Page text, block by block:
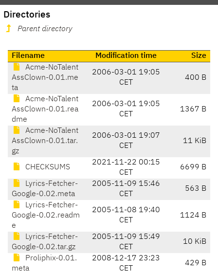
Directories
Parent directory
Filename Modification time
Size
Acme-NoTalent
AssClown-0.01.me
ta
2006-03-01 19:05
CET
400 B
Acme-NoTalent
AssClown-0.01.rea
dme
2006-03-01 19:05
CET
1367 B
Acme-NoTalent
AssClown-0.01.tar.
gz
2006-03-01 19:07
CET
11 KiB
CHECKSUMS
2021-11-22 00:15
CET
6699 B
Lyrics-Fetcher-
Google-0.02.meta
2005-11-09 15:46
CET
563 B
Lyrics-Fetcher-
Google-0.02.readm
e
2005-11-08 19:40
CET
1124 B
Lyrics-Fetcher-
Google-0.02.tar.gz
2005-11-09 15:49
CET
10 KiB
Proliphix-0.01.
meta
2008-12-17 23:23
CET
429 B